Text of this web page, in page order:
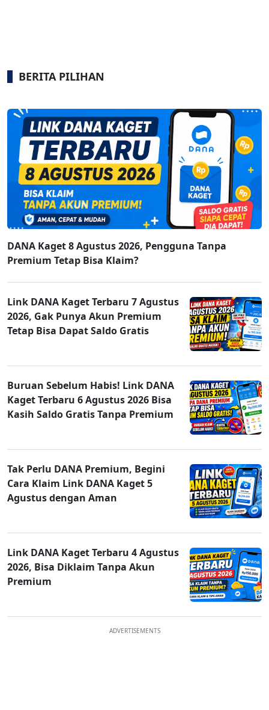
BERITA PILIHAN
DANA Kaget 8 Agustus 2026, Pengguna Tanpa
Premium Tetap Bisa Klaim?
Link DANA Kaget Terbaru 7 Agustus
2026, Gak Punya Akun Premium
Tetap Bisa Dapat Saldo Gratis
Buruan Sebelum Habis! Link DANA
Kaget Terbaru 6 Agustus 2026 Bisa
Kasih Saldo Gratis Tanpa Premium
Tak Perlu DANA Premium, Begini
Cara Klaim Link DANA Kaget 5
Agustus dengan Aman
Link DANA Kaget Terbaru 4 Agustus
2026, Bisa Diklaim Tanpa Akun
Premium
ADVERTISEMENTS